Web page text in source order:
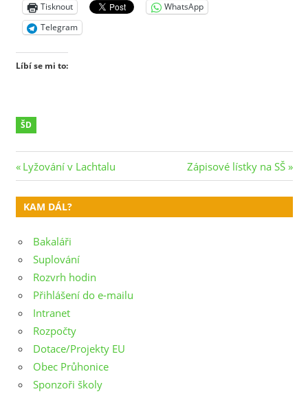
Tisknout
WhatsApp
Telegram
Líbí se mi to:
ŠD
Navigace
pro
příspěvek
Previous
Post:
Lyžování v Lachtalu
Next
Post:
Zápisové lístky na SŠ
KAM DÁL?
Bakaláři
Suplování
Rozvrh hodin
Přihlášení do e-mailu
Intranet
Rozpočty
Dotace/Projekty EU
Obec Průhonice
Sponzoři školy